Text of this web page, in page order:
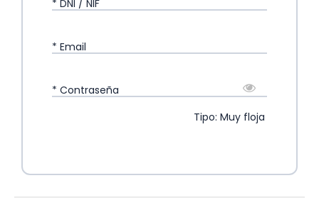
* DNI / NIF
* Email
* Contraseña
Tipo: Muy floja